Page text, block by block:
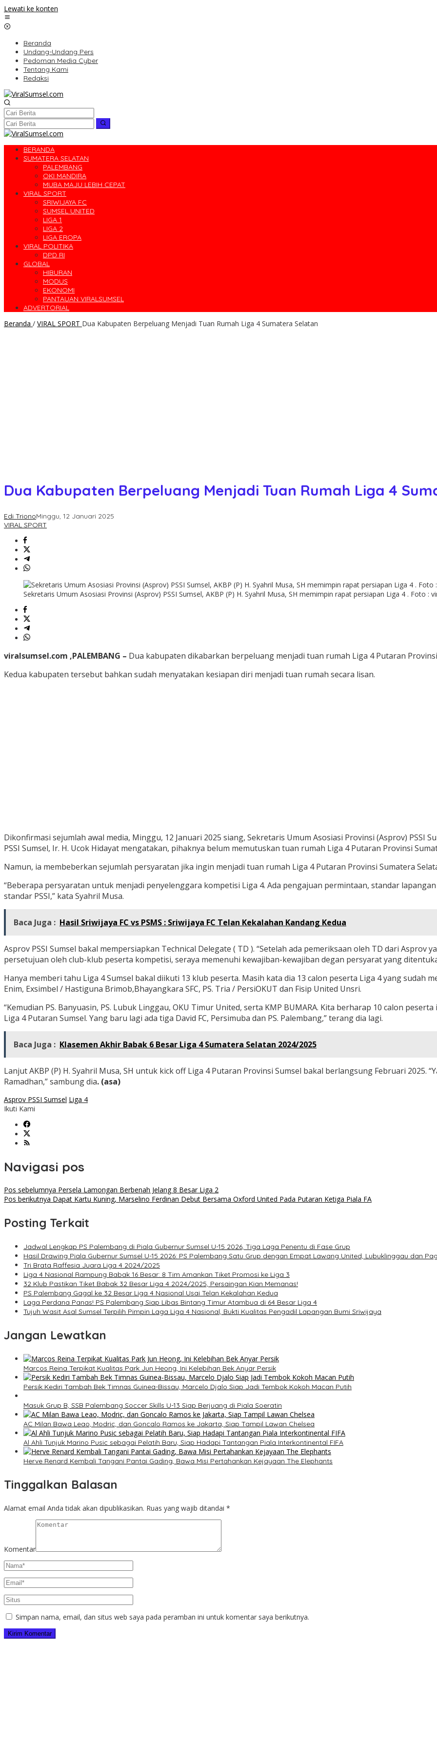
Lewati ke konten
Beranda
Undang-Undang Pers
Pedoman Media Cyber
Tentang Kami
Redaksi
BERANDA
SUMATERA SELATAN
PALEMBANG
OKI MANDIRA
MUBA MAJU LEBIH CEPAT
VIRAL SPORT
SRIWIJAYA FC
SUMSEL UNITED
LIGA 1
LIGA 2
LIGA EROPA
VIRAL POLITIKA
DPD RI
GLOBAL
HIBURAN
MODUS
EKONOMI
PANTAUAN VIRALSUMSEL
ADVERTORIAL
Beranda / VIRAL SPORT Dua Kabupaten Berpeluang Menjadi Tuan Rumah Liga 4 Sumatera Selatan
Dua Kabupaten Berpeluang Menjadi Tuan Rumah Liga 4
Edi TrionoMinggu, 12 Januari 2025
VIRAL SPORT
Sekretaris Umum Asosiasi Provinsi (Asprov) PSSI Sumsel, AKBP (P) H. Syahril Musa, SH memimpin rapat persiapan Liga 4 . Foto :
viralsumsel.com ,PALEMBANG – Dua kabupaten dikabarkan berpeluang menjadi tuan rumah Liga 4 Putaran
Kedua kabupaten tersebut bahkan sudah menyatakan kesiapan diri menjadi tuan rumah secara lisan.
Dikonfirmasi sejumlah awal media, Minggu, 12 Januari 2025 siang, Sekretaris Umum Asosiasi Provinsi (Asprov) PSSI
PSSI Sumsel, Ir. H. Ucok Hidayat mengatakan, pihaknya belum memutuskan tuan rumah Liga 4 Putaran Provinsi
Namun, ia membeberkan sejumlah persyaratan jika ingin menjadi tuan rumah Liga 4 Putaran Provinsi Sumatera
“Beberapa persyaratan untuk menjadi penyelenggara kompetisi Liga 4. Ada pengajuan permintaan, standar
standar PSSI,” kata Syahril Musa.
Baca Juga : Hasil Sriwijaya FC vs PSMS : Sriwijaya FC Telan Kekalahan Kandang Kedua
Asprov PSSI Sumsel bakal mempersiapkan Technical Delegate ( TD ). “Setelah ada pemeriksaan oleh TD dari Asprov
persetujuan oleh club-klub peserta kompetisi, seraya memenuhi kewajiban-kewajiban degan persyarat yang
Hanya memberi tahu Liga 4 Sumsel bakal diikuti 13 klub peserta. Masih kata dia 13 calon peserta Liga 4 yang sudah
Enim, Exsimbel / Hastiguna Brimob,Bhayangkara SFC, PS. Tria / PersiOKUT dan Fisip United Unsri.
“Kemudian PS. Banyuasin, PS. Lubuk Linggau, OKU Timur United, serta KMP BUMARA. Kita berharap 10 calon
Liga 4 Putaran Sumsel. Yang baru lagi ada tiga David FC, Persimuba dan PS. Palembang,” terang dia lagi.
Baca Juga : Klasemen Akhir Babak 6 Besar Liga 4 Sumatera Selatan 2024/2025
Lanjut AKBP (P) H. Syahril Musa, SH untuk kick off Liga 4 Putaran Provinsi Sumsel bakal berlangsung Februari 2025.
Ramadhan,” sambung dia. (asa)
Asprov PSSI Sumsel Liga 4
Ikuti Kami
Navigasi pos
Pos sebelumnya Persela Lamongan Berbenah Jelang 8 Besar Liga 2
Pos berikutnya Dapat Kartu Kuning, Marselino Ferdinan Debut Bersama Oxford United Pada Putaran Ketiga Piala FA
Posting Terkait
Jadwal Lengkap PS Palembang di Piala Gubernur Sumsel U-15 2026, Tiga Laga Penentu di Fase Grup
Hasil Drawing Piala Gubernur Sumsel U-15 2026: PS Palembang Satu Grup dengan Empat Lawang United, Lubuklinggau dan
Tri Brata Raffesia Juara Liga 4 2024/2025
Liga 4 Nasional Rampung Babak 16 Besar: 8 Tim Amankan Tiket Promosi ke Liga 3
32 Klub Pastikan Tiket Babak 32 Besar Liga 4 2024/2025, Persaingan Kian Memanas!
PS Palembang Gagal ke 32 Besar Liga 4 Nasional Usai Telan Kekalahan Kedua
Laga Perdana Panas! PS Palembang Siap Libas Bintang Timur Atambua di 64 Besar Liga 4
Tujuh Wasit Asal Sumsel Terpilih Pimpin Laga Liga 4 Nasional, Bukti Kualitas Pengadil Lapangan Bumi Sriwijaya
Jangan Lewatkan
Marcos Reina Terpikat Kualitas Park Jun Heong, Ini Kelebihan Bek Anyar Persik
Persik Kediri Tambah Bek Timnas Guinea-Bissau, Marcelo Djalo Siap Jadi Tembok Kokoh Macan Putih
Masuk Grup B, SSB Palembang Soccer Skills U-13 Siap Berjuang di Piala Soeratin
AC Milan Bawa Leao, Modric, dan Goncalo Ramos ke Jakarta, Siap Tampil Lawan Chelsea
Al Ahli Tunjuk Marino Pusic sebagai Pelatih Baru, Siap Hadapi Tantangan Piala Interkontinental FIFA
Herve Renard Kembali Tangani Pantai Gading, Bawa Misi Pertahankan Kejayaan The Elephants
Tinggalkan Balasan
Alamat email Anda tidak akan dipublikasikan. Ruas yang wajib ditandai *
Komentar
Simpan nama, email, dan situs web saya pada peramban ini untuk komentar saya berikutnya.